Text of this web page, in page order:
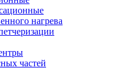
нагрева
частей